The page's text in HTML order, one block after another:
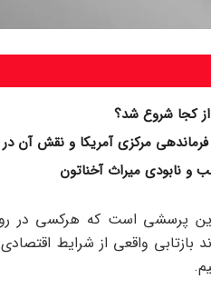
کجا شروع شد؟
مرکزی آمریکا و نقش آن
و نابودی میراث آخناتون
پرسشی است که هرکسی در
بازتابی واقعی از شرایط